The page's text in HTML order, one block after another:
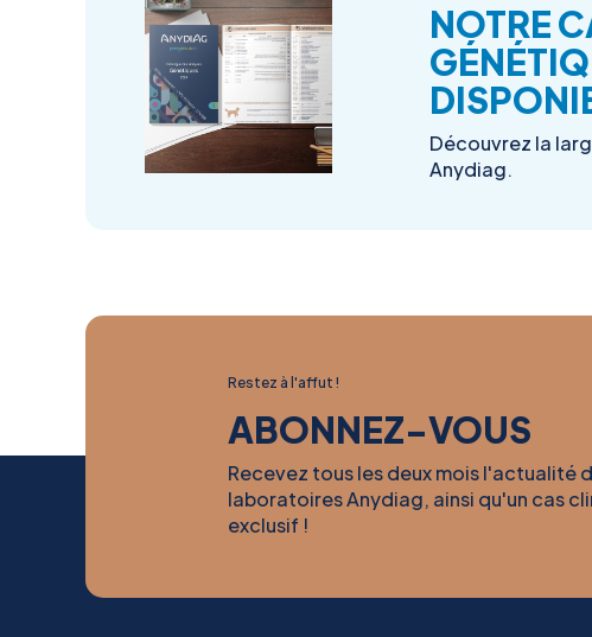
NOTRE
Découvrez la
Anydiag.
Restez à l'affut !
ABONNEZ-VOUS
Recevez tous les deux mois l'actualité
laboratoires Anydiag, ainsi qu'un cas
exclusif !